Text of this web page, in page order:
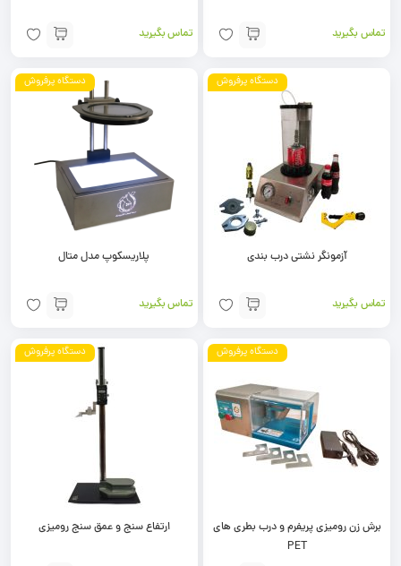
تماس بگیرید تماس بگیرید
دستگاه پرفروش
آزمونگر نشتی درب بندی
تماس بگیرید
دستگاه پرفروش
پلاریسکوپ مدل متال
تماس بگیرید
دستگاه پرفروش
برش زن رومیزی پریفرم و درب بطری های
PET
دستگاه پرفروش
ارتفاع سنج و عمق سنج رومیزی